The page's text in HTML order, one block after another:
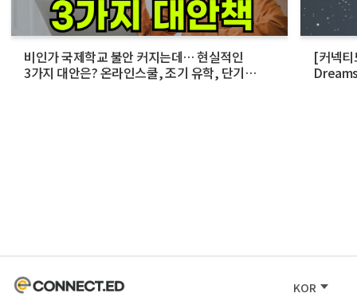
비인가 국제학교 불안 커지는데… 현실적인
3가지 대안은? 온라인스쿨, 조기 유학, 단기
[커넥
KOR